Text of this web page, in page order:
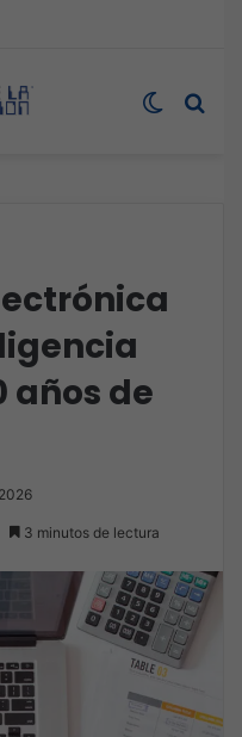
Switch
años de
3 minutos de lectura